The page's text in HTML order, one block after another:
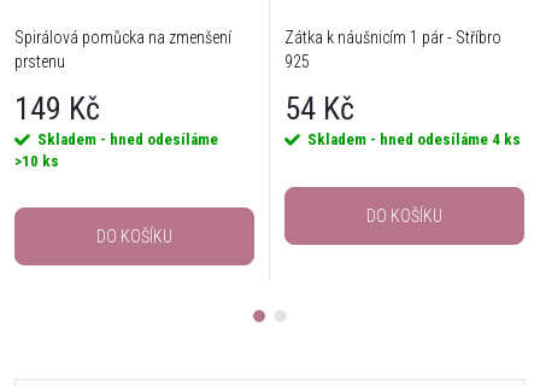
Spirálová pomůcka na zmenšení
prstenu
149 Kč
Skladem - hned odesíláme
>10 ks
DO KOŠÍKU
Zátka k náušnicím 1 pár - Stříbro
925
54 Kč
Skladem - hned odesíláme 4 ks
DO KOŠÍKU